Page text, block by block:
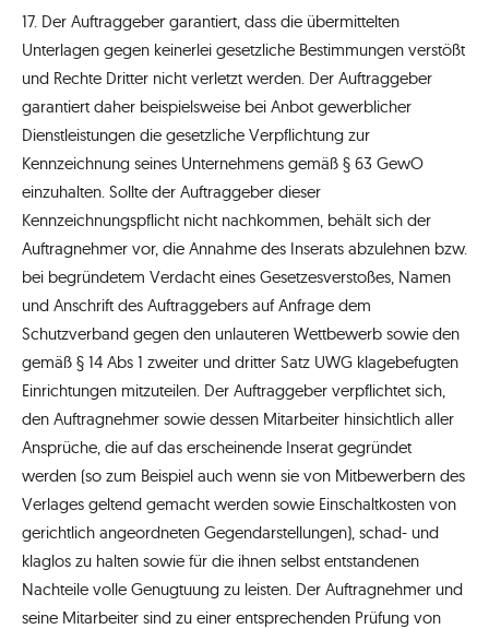
17. Der Auftraggeber garantiert, dass die übermittelten
Unterlagen gegen keinerlei gesetzliche Bestimmungen verstößt
und Rechte Dritter nicht verletzt werden. Der Auftraggeber
garantiert daher beispielsweise bei Anbot gewerblicher
Dienstleistungen die gesetzliche Verpflichtung zur
Kennzeichnung seines Unternehmens gemäß § 63 GewO
einzuhalten. Sollte der Auftraggeber dieser
Kennzeichnungspflicht nicht nachkommen, behält sich der
Auftragnehmer vor, die Annahme des Inserats abzulehnen bzw.
bei begründetem Verdacht eines Gesetzesverstoßes, Namen
und Anschrift des Auftraggebers auf Anfrage dem
Schutzverband gegen den unlauteren Wettbewerb sowie den
gemäß § 14 Abs 1 zweiter und dritter Satz UWG klagebefugten
Einrichtungen mitzuteilen. Der Auftraggeber verpflichtet sich,
den Auftragnehmer sowie dessen Mitarbeiter hinsichtlich aller
Ansprüche, die auf das erscheinende Inserat gegründet
werden (so zum Beispiel auch wenn sie von Mitbewerbern des
Verlages geltend gemacht werden sowie Einschaltkosten von
gerichtlich angeordneten Gegendarstellungen), schad- und
klaglos zu halten sowie für die ihnen selbst entstandenen
Nachteile volle Genugtuung zu leisten. Der Auftragnehmer und
seine Mitarbeiter sind zu einer entsprechenden Prüfung von